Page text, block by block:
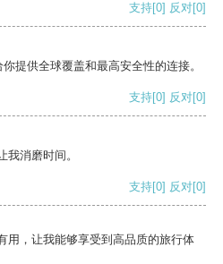
支持[0] 反对[0]
提供全球覆盖和最高安全性的连接。
支持[0] 反对[0]
消磨时间。
支持[0] 反对[0]
用，让我能够享受到高品质的旅行体